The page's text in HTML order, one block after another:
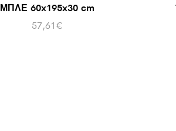
ΜΠΛΕ 60x195x30 cm
57,61€